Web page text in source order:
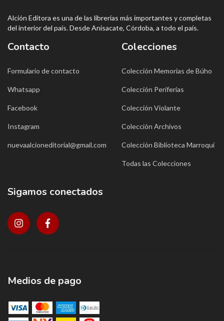
Alción Editora es una de las librerías más importantes y completas
del interior del país. Desde Anisacate, Córdoba, a todo el país.
Contacto
Formulario de contacto
Whatsapp
Facebook
Instagram
nuevaalcioneditorial@gmail.com
Colecciones
Colección Memorias de Búho
Colección Periferias
Colección Violante
Colección Archivos
Colección Biblioteca Marroquí
Todas las Colecciones
Sigamos conectados
Medios de pago